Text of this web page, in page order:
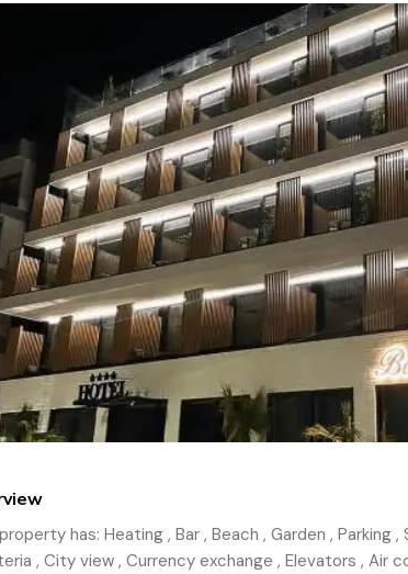
has: Heating , Bar , Beach , Garden , Parking ,
, City view , Currency exchange , Elevators , Air